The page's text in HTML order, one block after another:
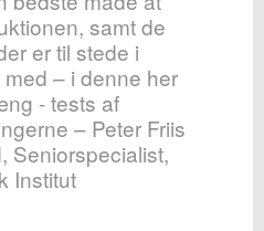
samt de
er til stede i
– i denne her
- tests af
– Peter Friis
Seniorspecialist,
Institut